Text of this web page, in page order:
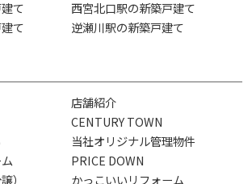
て
西宮北口駅の新築戸建て
て
逆瀬川駅の新築戸建て
店舗紹介
CENTURY TOWN
当社オリジナル管理物件
PRICE DOWN
）
かっこいいリフォーム